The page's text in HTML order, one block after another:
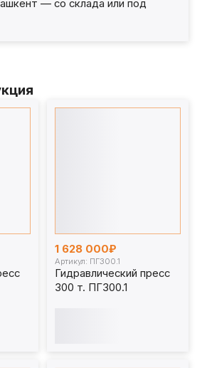
— со склада или под
1 628 000₽
Артикул: ПГ300.1
Гидравлический пресс
300 т. ПГ300.1